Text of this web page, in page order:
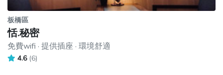
板橋區
恬.秘密
免費wifi · 提供插座 · 環境舒適
4.6 (6)